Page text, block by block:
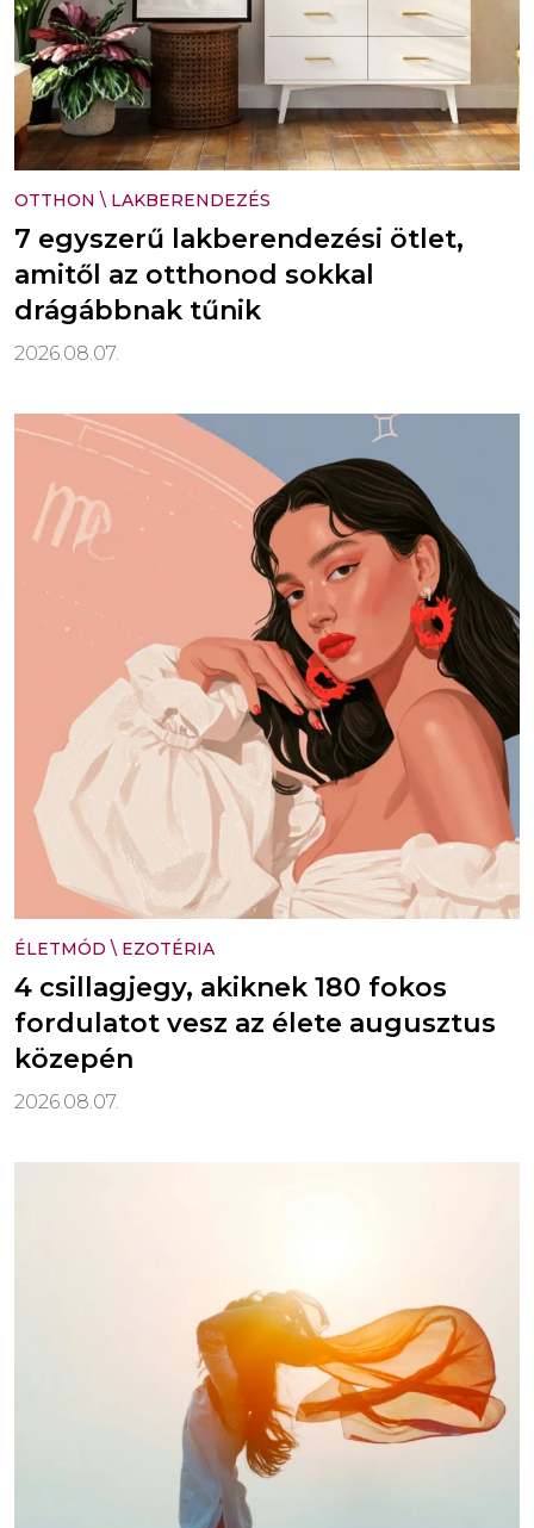
OTTHON \ LAKBERENDEZÉS
7 egyszerű lakberendezési ötlet,
amitől az otthonod sokkal
drágábbnak tűnik
2026.08.07.
ÉLETMÓD \ EZOTÉRIA
4 csillagjegy, akiknek 180 fokos
fordulatot vesz az élete augusztus
közepén
2026.08.07.